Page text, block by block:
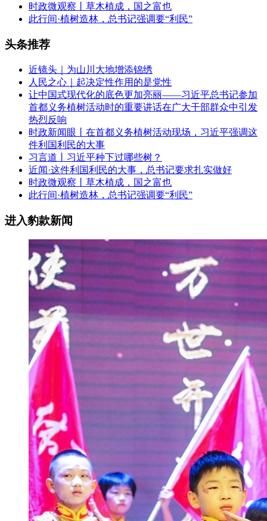
时政微观察丨草木植成，国之富也
此行间·植树造林，总书记强调要“利民”
头条推荐
近镜头｜为山川大地增添锦绣
人民之心｜起决定性作用的是党性
让中国式现代化的底色更加亮丽——习近平总书记参加
首都义务植树活动时的重要讲话在广大干部群众中引发
热烈反响
时政新闻眼丨在首都义务植树活动现场，习近平强调这
件利国利民的大事
习言道丨习近平种下过哪些树？
近闻·这件利国利民的大事，总书记要求扎实做好
时政微观察丨草木植成，国之富也
此行间·植树造林，总书记强调要“利民”
进入豹款新闻